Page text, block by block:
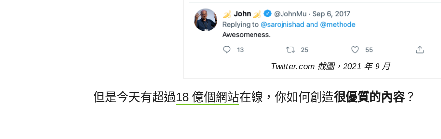
Twitter.com 截圖，2021 年 9 月
但是今天有超過18 億個網站在線，你如何創造很優質的內容？